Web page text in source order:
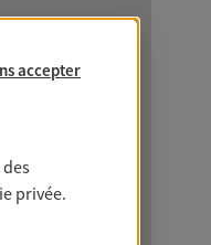
accepter
privée.